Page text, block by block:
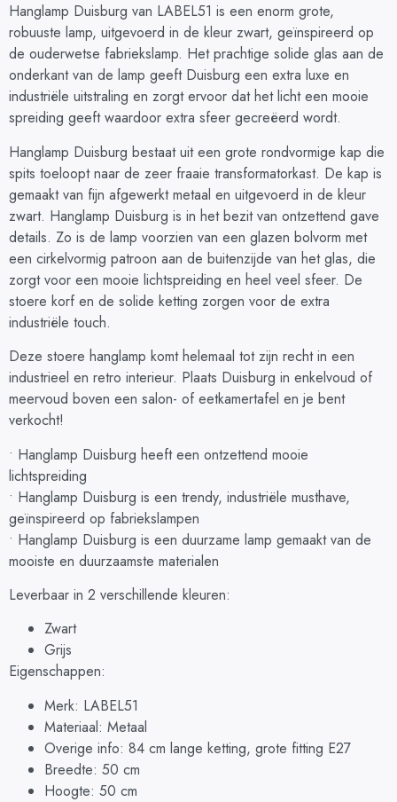
Hanglamp Duisburg van LABEL51 is een enorm grote,
robuuste lamp, uitgevoerd in de kleur zwart, geïnspireerd op
de ouderwetse fabriekslamp. Het prachtige solide glas aan de
onderkant van de lamp geeft Duisburg een extra luxe en
industriële uitstraling en zorgt ervoor dat het licht een mooie
spreiding geeft waardoor extra sfeer gecreëerd wordt.
Hanglamp Duisburg bestaat uit een grote rondvormige kap die
spits toeloopt naar de zeer fraaie transformatorkast. De kap is
gemaakt van fijn afgewerkt metaal en uitgevoerd in de kleur
zwart. Hanglamp Duisburg is in het bezit van ontzettend gave
details. Zo is de lamp voorzien van een glazen bolvorm met
een cirkelvormig patroon aan de buitenzijde van het glas, die
zorgt voor een mooie lichtspreiding en heel veel sfeer. De
stoere korf en de solide ketting zorgen voor de extra
industriële touch.
Deze stoere hanglamp komt helemaal tot zijn recht in een
industrieel en retro interieur. Plaats Duisburg in enkelvoud of
meervoud boven een salon- of eetkamertafel en je bent
verkocht!
• Hanglamp Duisburg heeft een ontzettend mooie
lichtspreiding
• Hanglamp Duisburg is een trendy, industriële musthave,
geïnspireerd op fabriekslampen
• Hanglamp Duisburg is een duurzame lamp gemaakt van de
mooiste en duurzaamste materialen
Leverbaar in 2 verschillende kleuren:
Zwart
Grijs
Eigenschappen:
Merk: LABEL51
Materiaal: Metaal
Overige info: 84 cm lange ketting, grote fitting E27
Breedte: 50 cm
Hoogte: 50 cm